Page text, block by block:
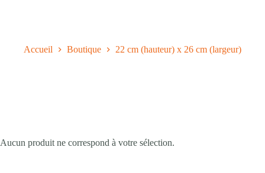
Accueil Boutique 22 cm (hauteur) x 26 cm (largeur)
Aucun produit ne correspond à votre sélection.